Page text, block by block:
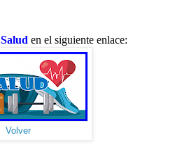
Salud en el siguiente enlace:
Volver